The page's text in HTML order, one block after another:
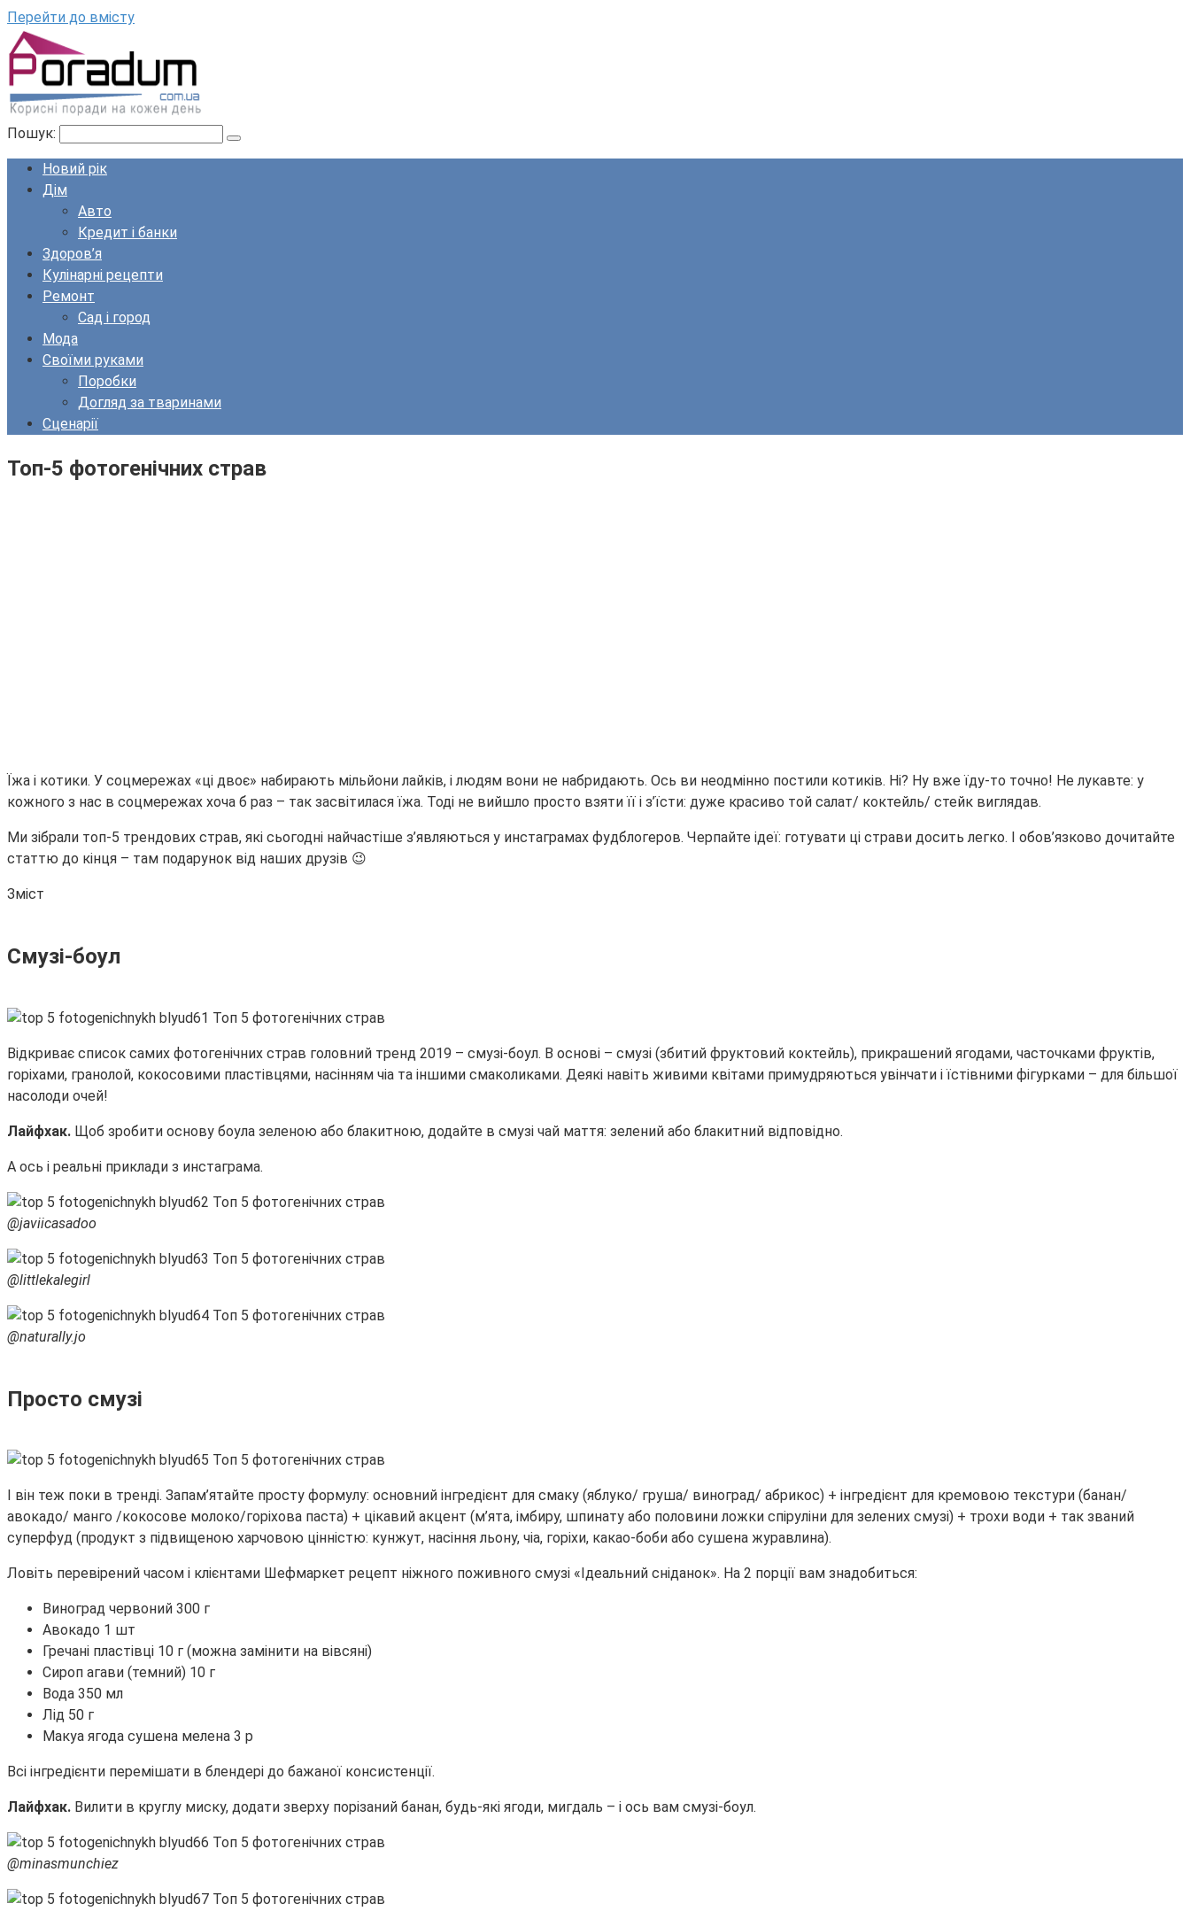
Перейти до вмісту
Пошук:
Новий рік
Дім
Авто
Кредит і банки
Здоров’я
Кулінарні рецепти
Ремонт
Сад і город
Мода
Своїми руками
Поробки
Догляд за тваринами
Сценарії
Топ-5 фотогенічних страв
Їжа і котики. У соцмережах «ці двоє» набирають мільйони лайків, і людям вони не набридають. Ось ви неодмінно постили котиків. Ні? Ну вже їду-то точно! Не лукавте: у
кожного з нас в соцмережах хоча б раз – так засвітилася їжа. Тоді не вийшло просто взяти її і з’їсти: дуже красиво той салат/ коктейль/ стейк виглядав.
Ми зібрали топ-5 трендових страв, які сьогодні найчастіше з’являються у инстаграмах фудблогеров. Черпайте ідеї: готувати ці страви досить легко. І обов’язково дочитайте
статтю до кінця – там подарунок від наших друзів 😉
Зміст
Смузі-боул
Відкриває список самих фотогенічних страв головний тренд 2019 – смузі-боул. В основі – смузі (збитий фруктовий коктейль), прикрашений ягодами, часточками фруктів,
горіхами, гранолой, кокосовими пластівцями, насінням чіа та іншими смаколиками. Деякі навіть живими квітами примудряються увінчати і їстівними фігурками – для більшої
насолоди очей!
Лайфхак. Щоб зробити основу боула зеленою або блакитною, додайте в смузі чай маття: зелений або блакитний відповідно.
А ось і реальні приклади з инстаграма.
@javiicasadoo
@littlekalegirl
@naturally.jo
Просто смузі
І він теж поки в тренді. Запам’ятайте просту формулу: основний інгредієнт для смаку (яблуко/ груша/ виноград/ абрикос) + інгредієнт для кремовою текстури (банан/
авокадо/ манго /кокосове молоко/горіхова паста) + цікавий акцент (м’ята, імбиру, шпинату або половини ложки спіруліни для зелених смузі) + трохи води + так званий
суперфуд (продукт з підвищеною харчовою цінністю: кунжут, насіння льону, чіа, горіхи, какао-боби або сушена журавлина).
Ловіть перевірений часом і клієнтами Шефмаркет рецепт ніжного поживного смузі «Ідеальний сніданок». На 2 порції вам знадобиться:
Виноград червоний 300 г
Авокадо 1 шт
Гречані пластівці 10 г (можна замінити на вівсяні)
Сироп агави (темний) 10 г
Вода 350 мл
Лід 50 г
Макуа ягода сушена мелена 3 р
Всі інгредієнти перемішати в блендері до бажаної консистенції.
Лайфхак. Вилити в круглу миску, додати зверху порізаний банан, будь-які ягоди, мигдаль – і ось вам смузі-боул.
@minasmunchiez